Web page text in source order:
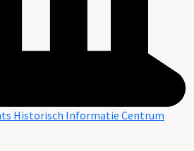
Historisch Informatie Centrum